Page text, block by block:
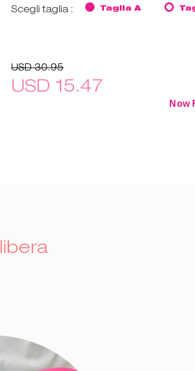
Scegli taglia : Taglia A
USD 30.95
USD 15.47
Now